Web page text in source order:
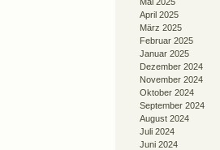
April 2025
März 2025
Februar 2025
Januar 2025
Dezember 2024
November 2024
Oktober 2024
September 2024
August 2024
Juli 2024
Juni 2024